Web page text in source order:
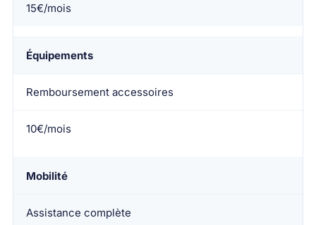
15€/mois
Équipements
Remboursement accessoires
10€/mois
Mobilité
Assistance complète